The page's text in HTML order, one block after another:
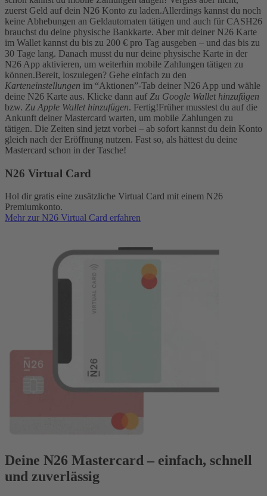
zuerst Geld auf dein N26 Konto zu laden.Allerdings kannst du noch
keine Abhebungen an Geldautomaten tätigen und auch für CASH26
brauchst du deine physische Bankkarte. Aber mit deiner N26 Karte
im Wallet kannst du bis zu 200 € pro Tag ausgeben – und das bis zu
30 Tage lang. Danach musst du nur deine physische Karte in der
N26 App aktivieren, um weiterhin mobile Zahlungen tätigen zu
können.Bereit, loszulegen? Gehe einfach zu den
Karteneinstellungen im “Aktionen”-Tab deiner N26 App und wähle
deine N26 Karte aus. Klicke dann auf Zu Google Wallet hinzufügen
bzw. Zu Apple Wallet hinzufügen. Fertig!Früher musstest du auf die
Ankunft deiner Mastercard warten, um mobile Zahlungen zu
tätigen. Die Zeiten sind jetzt vorbei – ab sofort kannst du dein Konto
gleich nach der Eröffnung nutzen. Fast so, als hättest du deine
Mastercard schon in der Tasche!
N26 Virtual Card
Hol dir gratis eine zusätzliche Virtual Card mit einem N26
Premiumkonto.
Mehr zur N26 Virtual Card erfahren
Deine N26 Mastercard – einfach, schnell
und zuverlässig